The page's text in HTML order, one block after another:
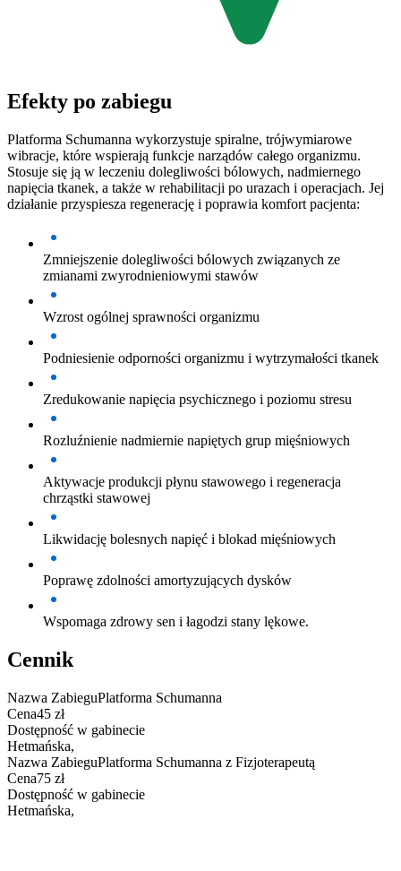
Efekty po zabiegu
Platforma Schumanna wykorzystuje spiralne, trójwymiarowe
wibracje, które wspierają funkcje narządów całego organizmu.
Stosuje się ją w leczeniu dolegliwości bólowych, nadmiernego
napięcia tkanek, a także w rehabilitacji po urazach i operacjach. Jej
działanie przyspiesza regenerację i poprawia komfort pacjenta:
Zmniejszenie dolegliwości bólowych związanych ze
zmianami zwyrodnieniowymi stawów
Wzrost ogólnej sprawności organizmu
Podniesienie odporności organizmu i wytrzymałości tkanek
Zredukowanie napięcia psychicznego i poziomu stresu
Rozluźnienie nadmiernie napiętych grup mięśniowych
Aktywacje produkcji płynu stawowego i regeneracja
chrząstki stawowej
Likwidację bolesnych napięć i blokad mięśniowych
Poprawę zdolności amortyzujących dysków
Wspomaga zdrowy sen i łagodzi stany lękowe.
Cennik
Nazwa ZabieguPlatforma Schumanna
Cena45 zł
Dostępność w gabinecie
Hetmańska,
Nazwa ZabieguPlatforma Schumanna z Fizjoterapeutą
Cena75 zł
Dostępność w gabinecie
Hetmańska,